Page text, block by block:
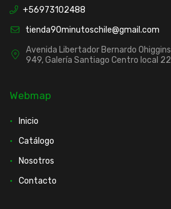
+56973102488
tienda90minutoschile@gmail.com
Avenida Libertador Bernardo Ohiggins
949, Galería Santiago Centro local 22
Webmap
Inicio
Catálogo
Nosotros
Contacto